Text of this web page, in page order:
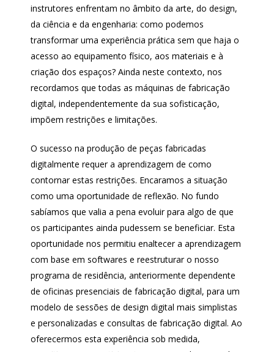
instrutores enfrentam no âmbito da arte, do design,
da ciência e da engenharia: como podemos
transformar uma experiência prática sem que haja o
acesso ao equipamento físico, aos materiais e à
criação dos espaços? Ainda neste contexto, nos
recordamos que todas as máquinas de fabricação
digital, independentemente da sua sofisticação,
impõem restrições e limitações.
O sucesso na produção de peças fabricadas
digitalmente requer a aprendizagem de como
contornar estas restrições. Encaramos a situação
como uma oportunidade de reflexão. No fundo
sabíamos que valia a pena evoluir para algo de que
os participantes ainda pudessem se beneficiar. Esta
oportunidade nos permitiu enaltecer a aprendizagem
com base em softwares e reestruturar o nosso
programa de residência, anteriormente dependente
de oficinas presenciais de fabricação digital, para um
modelo de sessões de design digital mais simplistas
e personalizadas e consultas de fabricação digital. Ao
oferecermos esta experiência sob medida,